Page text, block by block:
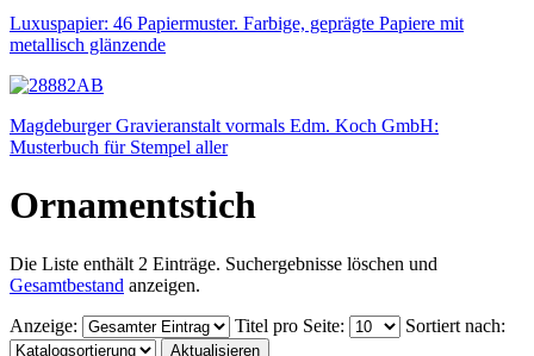
Luxuspapier: 46 Papiermuster. Farbige, geprägte Papiere mit
metallisch glänzende
Magdeburger Gravieranstalt vormals Edm. Koch GmbH:
Musterbuch für Stempel aller
Ornamentstich
Die Liste enthält 2 Einträge. Suchergebnisse löschen und
Gesamtbestand anzeigen.
Anzeige: Titel pro Seite: Sortiert nach: